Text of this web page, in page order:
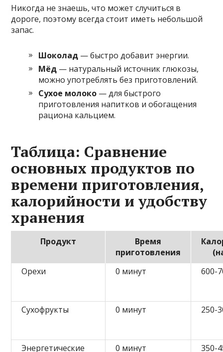
Никогда не знаешь, что может случиться в
дороге, поэтому всегда стоит иметь небольшой
запас.
Шоколад — быстро добавит энергии.
Мёд — натуральный источник глюкозы,
можно употреблять без приготовлений.
Сухое молоко — для быстрого
приготовления напитков и обогащения
рациона кальцием.
Таблица: Сравнение
основных продуктов по
времени приготовления,
калорийности и удобству
хранения
Продукт
Время
приготовления
Орехи
0 минут 600-
Сухофрукты 0 минут 250-
Энергетические
0 минут 350-